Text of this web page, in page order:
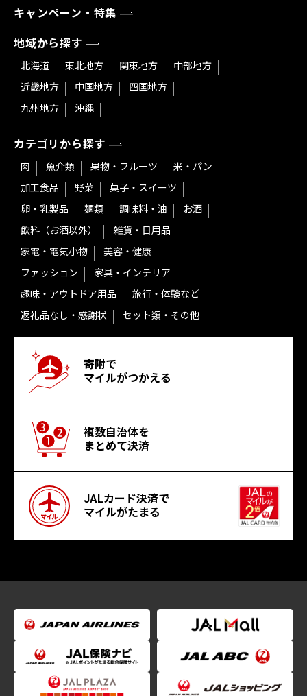
キャンペーン・特集
地域から探す
北海道 東北地方 関東地方
中部地方
近畿地方
中国地方
四国地方
九州地方
沖縄
カテゴリから探す
肉 魚介類 果物・フルーツ
米・パン
加工食品
野菜
菓子・スイーツ
卵・乳製品
麺類 調味料・油
お酒
飲料（お酒以外）
雑貨・日用品
家電・電気小物
美容・健康
ファッション
家具・インテリア
趣味・アウトドア用品
旅行・体験など
返礼品なし・感謝状
セット類・その他
寄附で
マイルがつかえる
複数自治体を
まとめて決済
JALカード決済で
マイルがたまる